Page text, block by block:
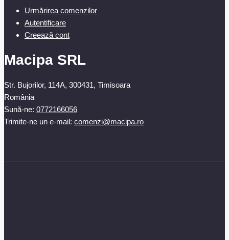
Urmărirea comenzilor
Autentificare
Creează cont
Macipa SRL
Str. Bujorilor, 114A, 300431, Timisoara
România
Sună-ne: 0772166056
Trimite-ne un e-mail: comenzi@macipa.ro